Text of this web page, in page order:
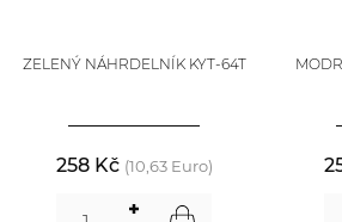
ZELENÝ NÁHRDELNÍK KYT-64T
258 Kč (10,63 Euro)